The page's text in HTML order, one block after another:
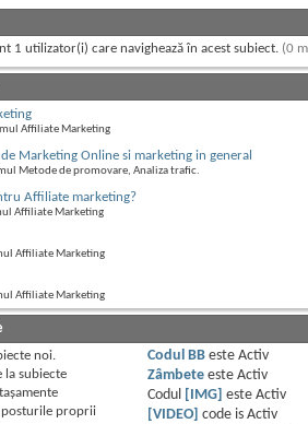
1 utilizator(i) care navighează în acest subiect. (0
Affiliate Marketing
Marketing Online si marketing in general
Metode de promovare, Analiza trafic.
Affiliate marketing?
Affiliate Marketing
Affiliate Marketing
Affiliate Marketing
noi.
la subiecte
proprii
Codul BBeste Activ
Zâmbeteeste Activ
Codul
[IMG] este Activ
[VIDEO]
code is Activ